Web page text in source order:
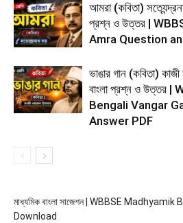
আমরা (কবিতা)
প্রশ্ন ও উত্তর |
Amra Question
ভাঙার গান (কবিতা)
বাংলা প্রশ্ন ও উত্তর
Bengali Vangar
Answer PDF
মাধ্যমিক বাংলা সাজেশন | WBBSE
Download